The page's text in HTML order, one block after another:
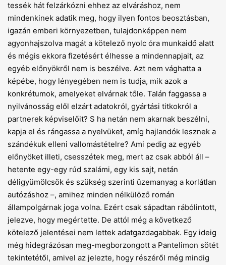
tessék hát felzárkózni ehhez az elváráshoz, nem
mindenkinek adatik meg, hogy ilyen fontos beosztásban,
igazán emberi környezetben, tulajdonképpen nem
agyonhajszolva magát a kötelező nyolc óra munkaidő alatt
és mégis ekkora fizetésért élhesse a mindennapjait, az
egyéb előnyökről nem is beszélve. Azt nem vághatta a
képébe, hogy lényegében nem is tudja, mik azok a
konkrétumok, amelyeket elvárnak tőle. Talán faggassa a
nyilvánosság elől elzárt adatokról, gyártási titkokról a
partnerek képviselőit? S ha netán nem akarnak beszélni,
kapja el és rángassa a nyelvüket, amíg hajlandók lesznek a
szándékuk elleni vallomástételre? Ami pedig az egyéb
előnyöket illeti, csesszétek meg, mert az csak abból áll –
hetente egy-egy rúd szalámi, egy kis sajt, netán
déligyümölcsök és szükség szerinti üzemanyag a korlátlan
autózáshoz –, amihez minden nélkülöző román
állampolgárnak joga volna. Ezért csak sápadtan rábólintott,
jelezve, hogy megértette. De attól még a következő
kötelező jelentései nem lettek adatgazdagabbak. Egy ideig
még hidegrázósan meg-megborzongott a Pantelimon sötét
tekintetétől, amivel az jelezte, hogy részéről még mindig